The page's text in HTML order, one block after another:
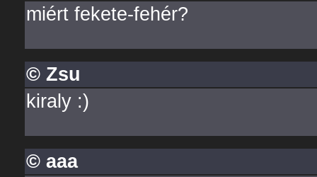
miért fekete-fehér?
© Zsu
kiraly :)
© aaa